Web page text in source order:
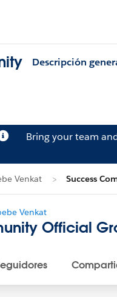
Descripción
Bring your team
Venkat Success
Venkat
Official